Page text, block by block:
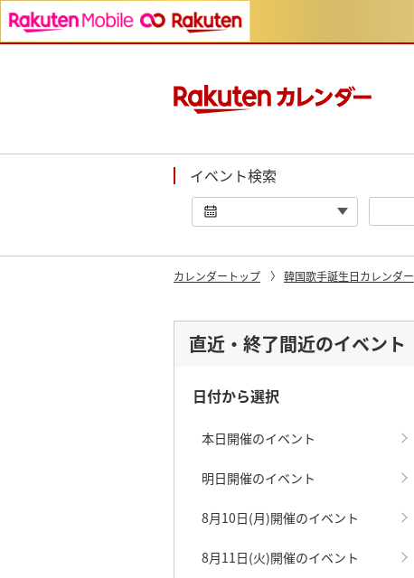
イベント検索
カレンダートップ 韓国歌手誕生日カレンダー
直近・終了間近のイベント
日付から選択
本日開催のイベント
明日開催のイベント
8月10日(月)開催のイベント
8月11日(火)開催のイベント